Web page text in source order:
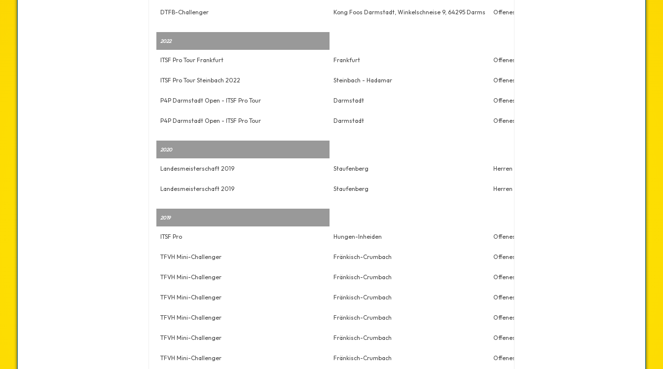
DTFB-Challenger Kong Foos Darmstadt, Winkelschneise 9, 64295 Darms Offenes Doppel
2022
ITSF Pro Tour Frankfurt Frankfurt Offenes Doppel
ITSF Pro Tour Steinbach 2022 Steinbach - Hadamar Offenes Doppel
P4P Darmstadt Open - ITSF Pro Tour Darmstadt Offenes Doppel
P4P Darmstadt Open - ITSF Pro Tour Darmstadt Offenes Einzel
2020
Landesmeisterschaft 2019 Staufenberg Herren Doppel
Landesmeisterschaft 2019 Staufenberg Herren Einzel
2019
ITSF Pro Hungen-Inheiden Offenes Einzel
TFVH Mini-Challenger Fränkisch-Crumbach Offenes Doppel
TFVH Mini-Challenger Fränkisch-Crumbach Offenes Doppel
TFVH Mini-Challenger Fränkisch-Crumbach Offenes Einzel
TFVH Mini-Challenger Fränkisch-Crumbach Offenes Einzel
TFVH Mini-Challenger Fränkisch-Crumbach Offenes Doppel
TFVH Mini-Challenger Fränkisch-Crumbach Offenes Einzel